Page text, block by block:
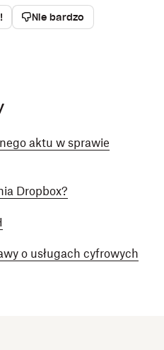
Nie bardzo
aktu w sprawie
Dropbox?
o usługach cyfrowych